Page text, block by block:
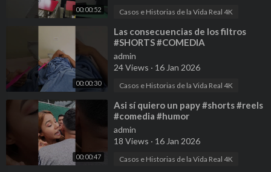
00:00:52 Casos e Historias de la Vida Real 4K
00:00:30
⁣Las consecuencias de los filtros
#SHORTS #COMEDIA
admin
24 Views · 16 Jan 2026
Casos e Historias de la Vida Real 4K
00:00:47
⁣Asi sí quiero un papy #shorts #reels
#comedia #humor
admin
18 Views · 16 Jan 2026
Casos e Historias de la Vida Real 4K